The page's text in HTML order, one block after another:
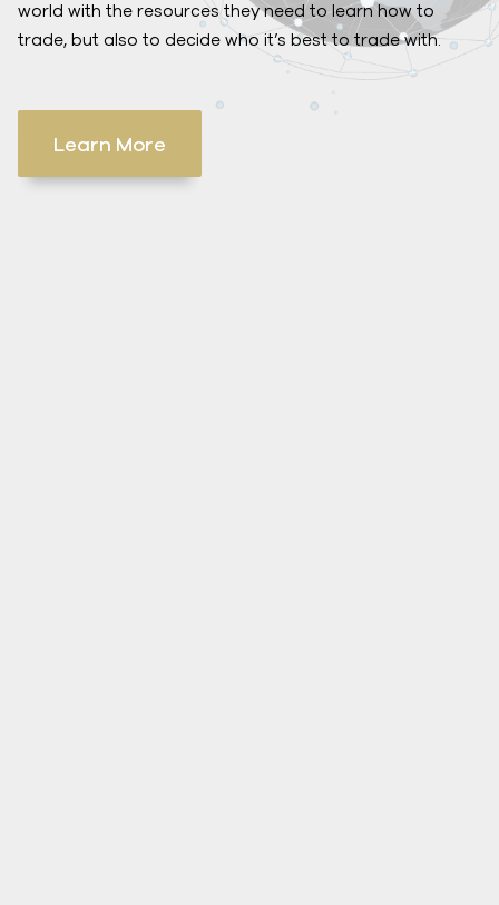
world with the resources they need to learn how to
trade, but also to decide who it’s best to trade with.
Learn More